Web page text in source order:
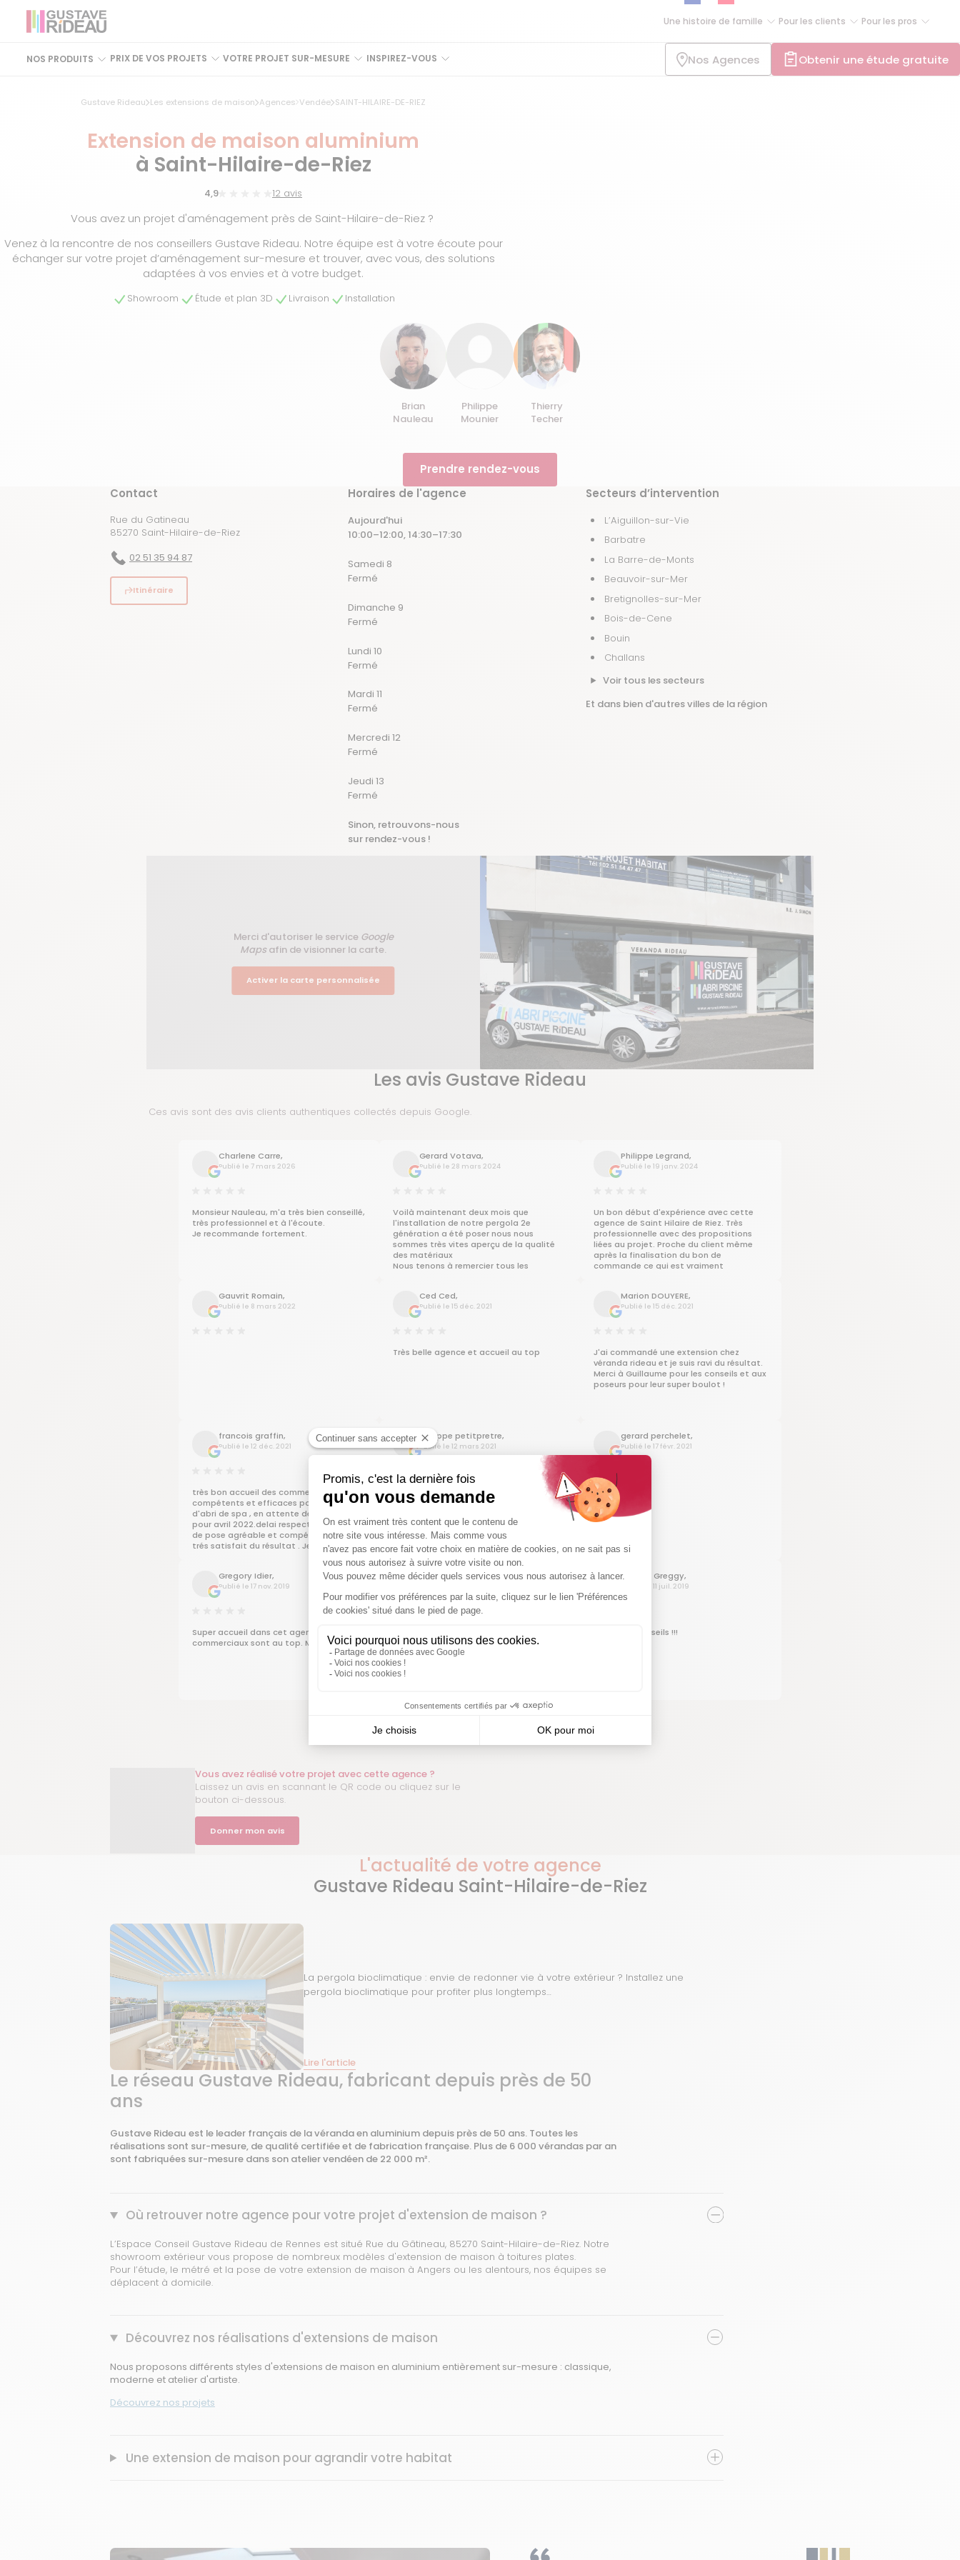
Une histoire de famille Pour les clients Pour les pros
NOS PRODUITS PRIX DE VOS PROJETS VOTRE PROJET SUR-MESURE INSPIREZ-VOUS Nos Agences Obtenir une étude gratuite
Gustave Rideau Les extensions de maison Agences Vendée SAINT-HILAIRE-DE-RIEZ
Extension de maison aluminium
à Saint-Hilaire-de-Riez
4,9 12 avis
Vous avez un projet d'aménagement près de Saint-Hilaire-de-Riez ?
Venez à la rencontre de nos conseillers Gustave Rideau. Notre équipe est à votre écoute pour
échanger sur votre projet d’aménagement sur-mesure et trouver, avec vous, des solutions
adaptées à vos envies et à votre budget.
Showroom Étude et plan 3D Livraison Installation
Brian
Nauleau
Philippe
Mounier
Thierry
Techer
Prendre rendez-vous
Contact
Rue du Gatineau
85270 Saint-Hilaire-de-Riez
02 51 35 94 87
Itinéraire
Horaires de l'agence
Aujourd'hui
10:00–12:00, 14:30–17:30
Samedi 8
Fermé
Dimanche 9
Fermé
Lundi 10
Fermé
Mardi 11
Fermé
Mercredi 12
Fermé
Jeudi 13
Fermé
Sinon, retrouvons-nous
sur rendez-vous !
Secteurs d’intervention
L’Aiguillon-sur-Vie
Barbatre
La Barre-de-Monts
Beauvoir-sur-Mer
Bretignolles-sur-Mer
Bois-de-Cene
Bouin
Challans
Voir tous les secteurs
Et dans bien d'autres villes de la région
Merci d'autoriser le service Google
Mapsafin de visionner la carte.
Activer la carte personnalisée
Les avis Gustave Rideau
Ces avis sont des avis clients authentiques collectés depuis Google.
Charlene Carre,
Publié le 7 mars 2026
Monsieur Nauleau, m'a très bien conseillé,
très professionnel et à l'écoute.
Je recommande fortement.
Gerard Votava,
Publié le 28 mars 2024
Voilà maintenant deux mois que
l'installation de notre pergola 2e
génération a été poser nous nous
sommes très vites aperçu de la qualité
des matériaux
Nous tenons à remercier tous les
pour le montage qui ont fait preuve de
professionnalisme malgré une météo
exécrable
Nous recommandons Gustave Rideau
Philippe Legrand,
Publié le 19 janv. 2024
Un bon début d'expérience avec cette
agence de Saint Hilaire de Riez. Très
professionnelle avec des propositions
liées au projet. Proche du client même
après la finalisation du bon de
commande ce qui est vraiment
très positif dans l'attente de celui ci.
Félicitations
Gauvrit Romain,
Publié le 8 mars 2022
Ced Ced,
Publié le 15 déc. 2021
Très belle agence et accueil au top
Marion DOUYERE,
Publié le 15 déc. 2021
J'ai commandé une extension chez
véranda rideau et je suis ravi du résultat.
Merci à Guillaume pour les conseils et aux
poseurs pour leur super boulot !
francois graffin,
Publié le 12 déc. 2021
très bon accueil des commerciaux
compétents et efficaces pour un projet
d'abri de spa , en attente de la pose
pour avril 2022.delai respecté,une équipe
de pose agréable et compétent je suis
trés satisfait du résultat . Je
recommande la société Gustave Rideau (
véranda rideau depuis 10 ans petit
probléme de corotion depuis quelques
années sur des lames des tabliers voir un
geste commercial pour la fidélité )
philippe petitpretre,
Publié le 12 mars 2021
gerard perchelet,
Publié le 17 févr. 2021
Gregory Idier,
Publié le 17 nov. 2019
Super accueil dans cet agence... les
commerciaux sont au top. Merci encore
Nicolas Milcendeau,
projet. Accueil parfait
Greggy Greggy,
Publié le 11 juil. 2019
Très bons conseils !!!
Vous avez réalisé votre projet avec cette agence ?
Laissez un avis en scannant le QR code ou cliquez sur le
bouton ci-dessous.
Donner mon avis
L'actualité de votre agence
Gustave Rideau Saint-Hilaire-de-Riez
La pergola bioclimatique : envie de redonner vie à votre extérieur ? Installez une
pergola bioclimatique pour profiter plus longtemps…
Lire l'article
Le réseau Gustave Rideau, fabricant depuis près de 50
ans
Gustave Rideau est le leader français de la véranda en aluminium depuis près de 50 ans. Toutes les
réalisations sont sur-mesure, de qualité certifiée et de fabrication française. Plus de 6 000 vérandas par an
sont fabriquées sur-mesure dans son atelier vendéen de 22 000 m².
Où retrouver notre agence pour votre projet d'extension de maison ?
L’Espace Conseil Gustave Rideau de Rennes est situé Rue du Gâtineau, 85270 Saint-Hilaire-de-Riez. Notre
showroom extérieur vous propose de nombreux modèles d'extension de maison à toitures plates.
Pour l’étude, le métré et la pose de votre extension de maison à Angers ou les alentours, nos équipes se
déplacent à domicile.
Découvrez nos réalisations d'extensions de maison
Nous proposons différents styles d'extensions de maison en aluminium entièrement sur-mesure : classique,
moderne et atelier d'artiste.
Découvrez nos projets
Une extension de maison pour agrandir votre habitat